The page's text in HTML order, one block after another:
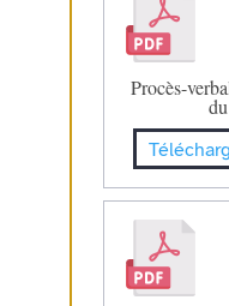
Procès-